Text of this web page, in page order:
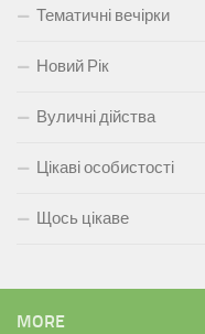
Тематичні вечірки
Новий Рік
Вуличні дійства
Цікаві особистості
Щось цікаве
MORE